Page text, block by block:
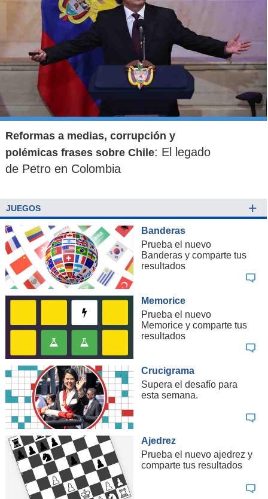
Reformas a medias, corrupción y
polémicas frases sobre Chile: El legado
de Petro en Colombia
JUEGOS +
Banderas
Prueba el nuevo
Banderas y comparte tus
resultados
Memorice
Prueba el nuevo
Memorice y comparte tus
resultados
Crucigrama
Supera el desafío para
esta semana.
Ajedrez
Prueba el nuevo ajedrez y
comparte tus resultados